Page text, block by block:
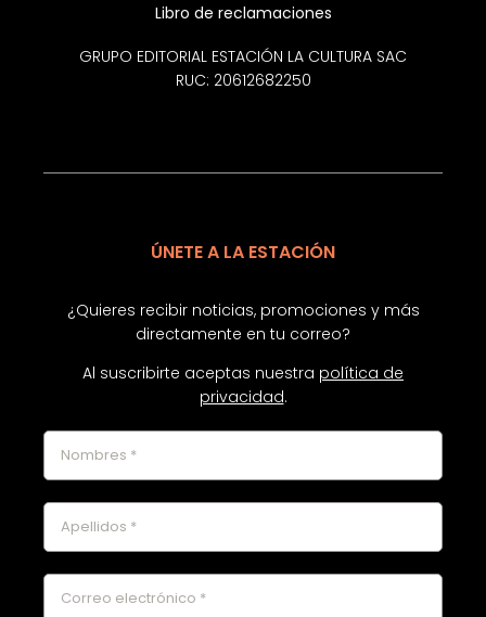
Libro de reclamaciones
GRUPO EDITORIAL ESTACIÓN LA CULTURA SAC
RUC: 20612682250
ÚNETE A LA ESTACIÓN
¿Quieres recibir noticias, promociones y más
directamente en tu correo?
Al suscribirte aceptas nuestra política de
privacidad.